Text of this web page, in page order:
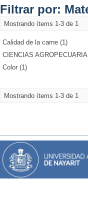
Filtrar por:
Mostrando ítems 1-3 de 1
Calidad de la carne (1)
CIENCIAS
Color (1)
Mostrando ítems 1-3 de 1